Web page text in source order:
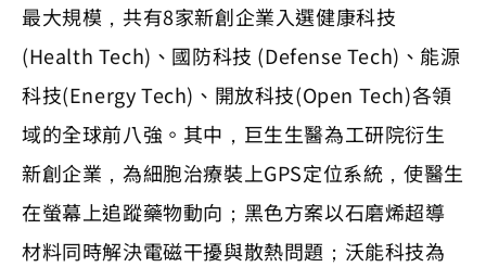
最大規模，共有8家新創企業入選健康科技
(Health Tech)、國防科技 (Defense Tech)、能源
科技(Energy Tech)、開放科技(Open Tech)各領
域的全球前八強。其中，巨生生醫為工研院衍生
新創企業，為細胞治療裝上GPS定位系統，使醫生
在螢幕上追蹤藥物動向；黑色方案以石磨烯超導
材料同時解決電磁干擾與散熱問題；沃能科技為